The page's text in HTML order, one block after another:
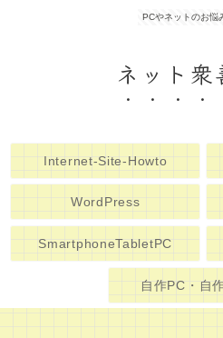
PCやネットのお悩
ネット衆
Internet-Site-Howto
WordPress
SmartphoneTabletPC
自作PC・自